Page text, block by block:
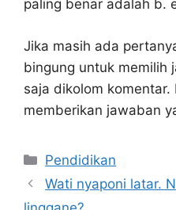
paling benar adalah b.
Jika masih ada
bingung untuk memilih
saja dikolom
memberikan jawaban
Kategori
Pendidikan
Wati nyaponi latar.